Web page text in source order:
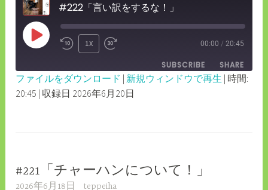
#222「言い訳をするな！」
PLAY
REWIND
10
SECONDS
1X
FAST
FORWARD
30
00:00 / 20:45
SUBSCRIBE SHARE
SHARE
ファイルをダウンロード | 新規ウィンドウで再生 | 時間:
20:45 | 収録日 2026年6月20日
#221「チャーハンについて！」
2026年6月18日 teppeiha